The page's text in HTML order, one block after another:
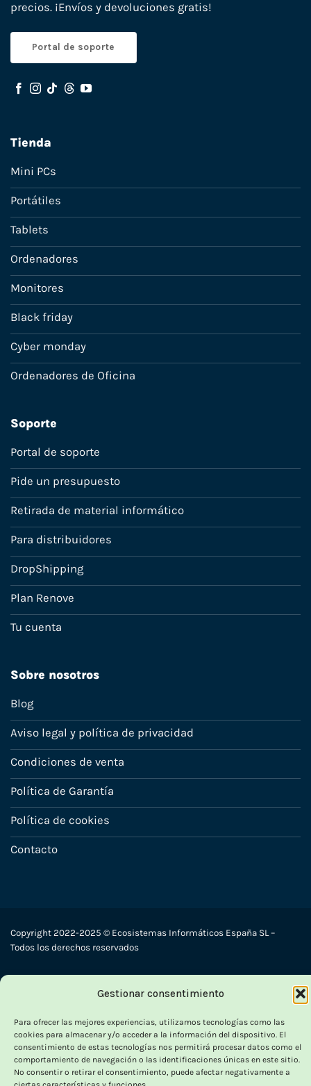
Gestionar consentimiento
Para ofrecer las mejores experiencias, utilizamos tecnologías como las
cookies para almacenar y/o acceder a la información del dispositivo. El
consentimiento de estas tecnologías nos permitirá procesar datos como el
comportamiento de navegación o las identificaciones únicas en este sitio.
No consentir o retirar el consentimiento, puede afectar negativamente a
precios. ¡Envíos y devoluciones gratis!
Portal de soporte
Tienda
Mini PCs
Portátiles
Tablets
Ordenadores
Monitores
Black friday
Cyber monday
Ordenadores de Oficina
Soporte
Portal de soporte
Pide un presupuesto
Retirada de material informático
Para distribuidores
DropShipping
Plan Renove
Tu cuenta
Sobre nosotros
Blog
Aviso legal y política de privacidad
Condiciones de venta
Política de Garantía
Política de cookies
Contacto
Copyright 2022-2025 © Ecosistemas Informáticos España SL –
Todos los derechos reservados
PayPal Stripe MasterCard
Cash
Delivery